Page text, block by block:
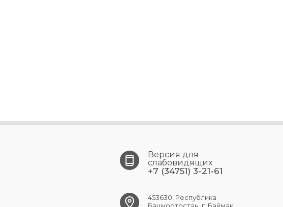
Версия для
слабовидящих
+7 (34751) 3-21-61
453630, Республика